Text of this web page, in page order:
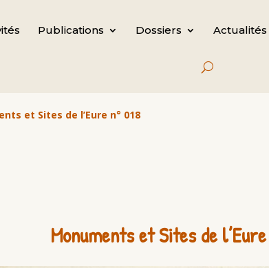
Publications Dossiers Actualités
et Sites de l’Eure n° 018
Monuments et Sites de l’Eure